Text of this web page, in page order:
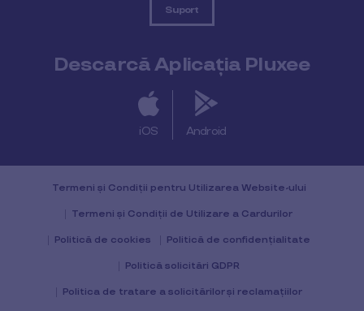
Suport
Descarcă Aplicația Pluxee
iOS Android
Termeni și Condiții pentru Utilizarea Website-ului
Termeni și Condiții de Utilizare a Cardurilor
Politică de cookies Politică de confidențialitate
Politică solicitări GDPR
Politica de tratare a solicitărilor și reclamațiilor